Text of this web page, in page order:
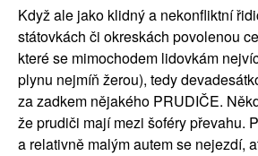
Když ale jako klidný a nekonfliktní
státovkách či okreskách povolenou
které se mimochodem lidovkám
plynu nejmíň žerou), tedy
za zadkem nějakého PRUDIČE.
že prudiči mají mezi šoféry převahu.
a relativně malým autem se nejezdí,